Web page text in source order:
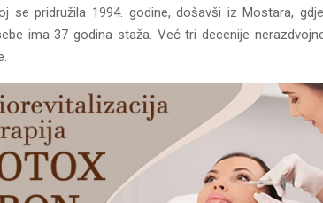
se pridružila 1994. godine, došavši iz Mostara,
ima 37 godina staža. Već tri decenije